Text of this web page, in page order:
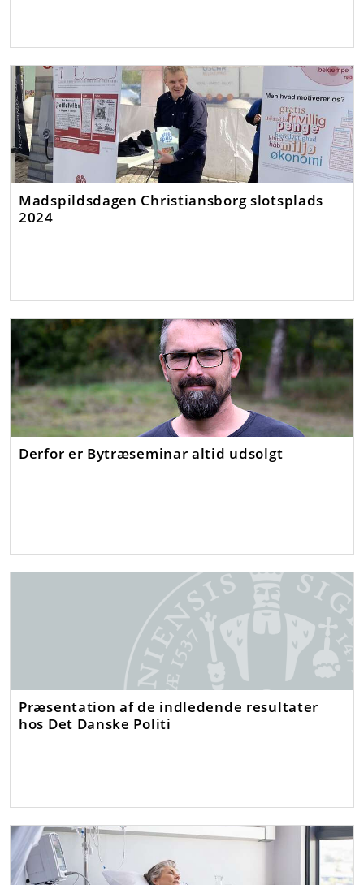
Madspildsdagen Christiansborg slotsplads
2024
Derfor er Bytræseminar altid udsolgt
Præsentation af de indledende resultater
hos Det Danske Politi